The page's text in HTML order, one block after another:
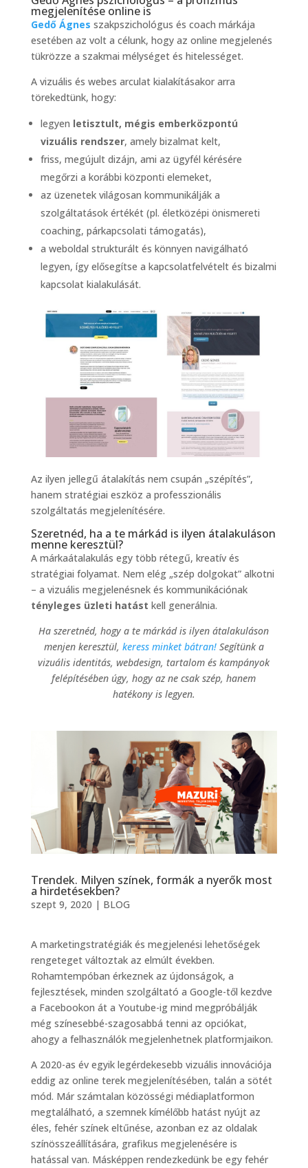
megjelenítése online is
Gedő Ágnes szakpszichológus és coach márkája
esetében az volt a célunk, hogy az online megjelenés
tükrözze a szakmai mélységet és hitelességet.
A vizuális és webes arculat kialakításakor arra
törekedtünk, hogy:
legyen letisztult, mégis emberközpontú
vizuális rendszer, amely bizalmat kelt,
friss, megújult dizájn, ami az ügyfél kérésére
megőrzi a korábbi központi elemeket,
az üzenetek világosan kommunikálják a
szolgáltatások értékét (pl. életközépi önismereti
coaching, párkapcsolati támogatás),
a weboldal strukturált és könnyen navigálható
legyen, így elősegítse a kapcsolatfelvételt és bizalmi
kapcsolat kialakulását.
Az ilyen jellegű átalakítás nem csupán „szépítés”,
hanem stratégiai eszköz a professzionális
szolgáltatás megjelenítésére.
Szeretnéd, ha a te márkád is ilyen átalakuláson
menne keresztül?
A márkaátalakulás egy több rétegű, kreatív és
stratégiai folyamat. Nem elég „szép dolgokat” alkotni
– a vizuális megjelenésnek és kommunikációnak
tényleges üzleti hatást kell generálnia.
Ha szeretnéd, hogy a te márkád is ilyen átalakuláson
menjen keresztül, keress minket bátran!Segítünk a
vizuális identitás, webdesign, tartalom és kampányok
felépítésében úgy, hogy az ne csak szép, hanem
hatékony is legyen.
Trendek. Milyen színek, formák a nyerők most
a hirdetésekben?
szept 9, 2020 | BLOG
A marketingstratégiák és megjelenési lehetőségek
rengeteget változtak az elmúlt években.
Rohamtempóban érkeznek az újdonságok, a
fejlesztések, minden szolgáltató a Google-től kezdve
a Facebookon át a Youtube-ig mind megpróbálják
még színesebbé-szagosabbá tenni az opciókat,
ahogy a felhasználók megjelenhetnek platformjaikon.
A 2020-as év egyik legérdekesebb vizuális innovációja
eddig az online terek megjelenítésében, talán a sötét
mód. Már számtalan közösségi médiaplatformon
megtalálható, a szemnek kímélőbb hatást nyújt az
éles, fehér színek eltűnése, azonban ez az oldalak
színösszeállítására, grafikus megjelenésére is
hatással van. Másképpen rendezkedünk be egy fehér